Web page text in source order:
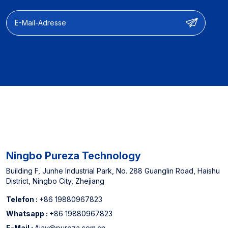
【Herstellerfahrung】】:
Ausgewiesener Lieferant
für nordamerikanische
Ningbo Pureza Technology
Building F, Junhe Industrial Park, No. 288 Guanglin Road, Haishu
District, Ningbo City, Zhejiang
Telefon : +86 19880967823
Whatsapp : +86 19880967823